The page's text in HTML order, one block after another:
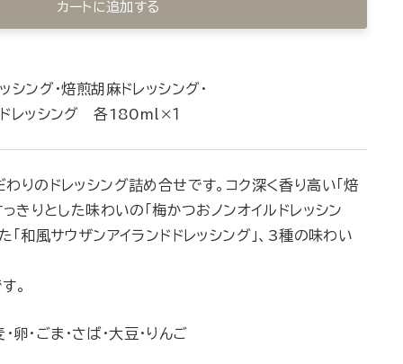
カートに追加する
シング・焙煎胡麻ドレッシング・
ドレッシング 各180ml×１
りのドレッシング詰め合せです。コク深く香り高い「焙
っきりとした味わいの「梅かつおノンオイルドレッシン
「和風サウザンアイランドドレッシング」、3種の味わい
。
卵・ごま・さば・大豆・りんご